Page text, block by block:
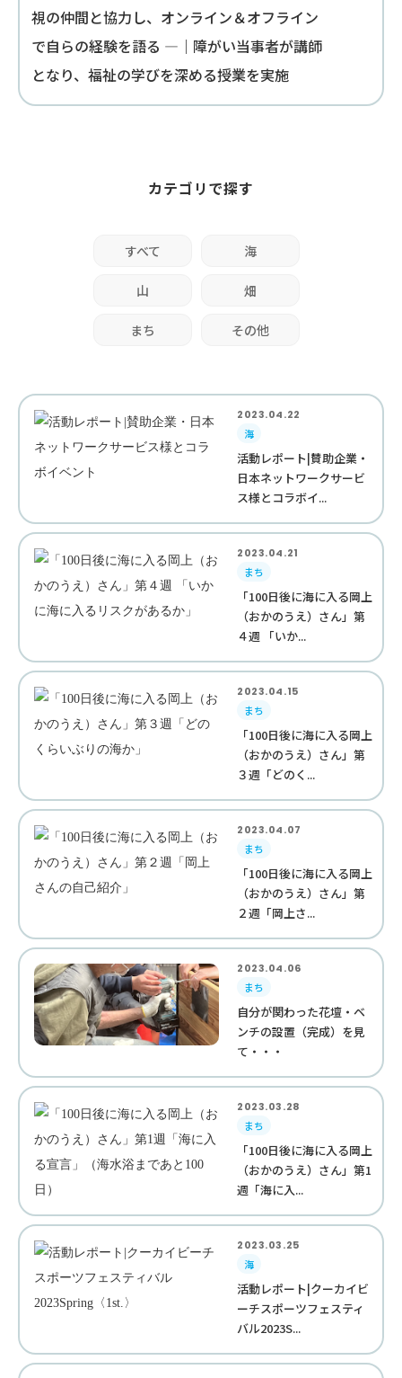
視の仲間と協力し、オンライン＆オフライン
で自らの経験を語る —｜障がい当事者が講師
となり、福祉の学びを深める授業を実施
カテゴリで探す
すべて 海
山 畑
まち その他
2023.04.22
海
活動レポート|賛助企業・
日本ネットワークサービ
ス様とコラボイ...
2023.04.21
まち
「100日後に海に入る岡上
（おかのうえ）さん」第
４週 「いか...
2023.04.15
まち
「100日後に海に入る岡上
（おかのうえ）さん」第
３週「どのく...
2023.04.07
まち
「100日後に海に入る岡上
（おかのうえ）さん」第
２週「岡上さ...
2023.04.06
まち
自分が関わった花壇・ベ
ンチの設置（完成）を見
て・・・
2023.03.28
まち
「100日後に海に入る岡上
（おかのうえ）さん」第1
週「海に入...
2023.03.25
海
活動レポート|クーカイビ
ーチスポーツフェスティ
バル2023S...